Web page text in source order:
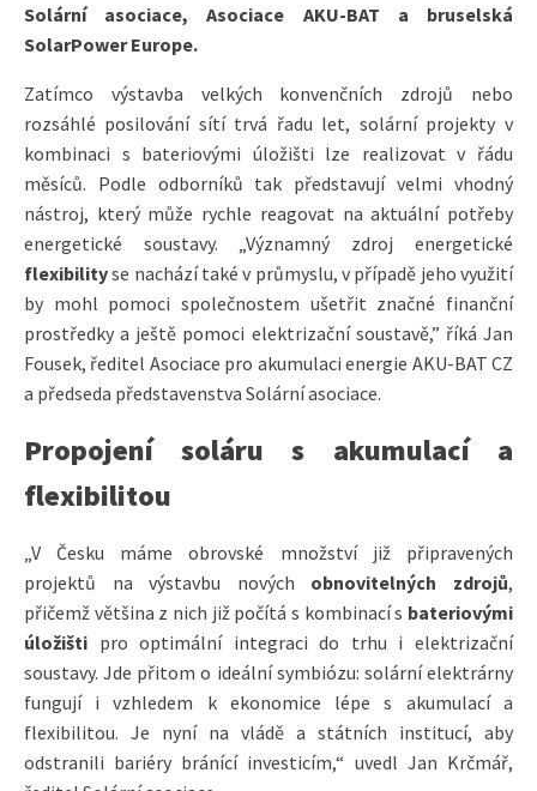
Solární asociace, Asociace AKU-BAT a bruselská
SolarPower Europe.
Zatímco výstavba velkých konvenčních zdrojů nebo
rozsáhlé posilování sítí trvá řadu let, solární projekty v
kombinaci s bateriovými úložišti lze realizovat v řádu
měsíců. Podle odborníků tak představují velmi vhodný
nástroj, který může rychle reagovat na aktuální potřeby
energetické soustavy. „Významný zdroj energetické
flexibilityse nachází také v průmyslu, v případě jeho využití
by mohl pomoci společnostem ušetřit značné finanční
prostředky a ještě pomoci elektrizační soustavě,” říká Jan
Fousek, ředitel Asociace pro akumulaci energie AKU-BAT CZ
a předseda představenstva Solární asociace.
Propojení soláru s akumulací a
flexibilitou
„V Česku máme obrovské množství již připravených
projektů na výstavbu nových obnovitelných zdrojů,
přičemž většina z nich již počítá s kombinací s bateriovými
úložišti pro optimální integraci do trhu i elektrizační
soustavy. Jde přitom o ideální symbiózu: solární elektrárny
fungují i vzhledem k ekonomice lépe s akumulací a
flexibilitou. Je nyní na vládě a státních institucí, aby
odstranili bariéry bránící investicím,“ uvedl Jan Krčmář,